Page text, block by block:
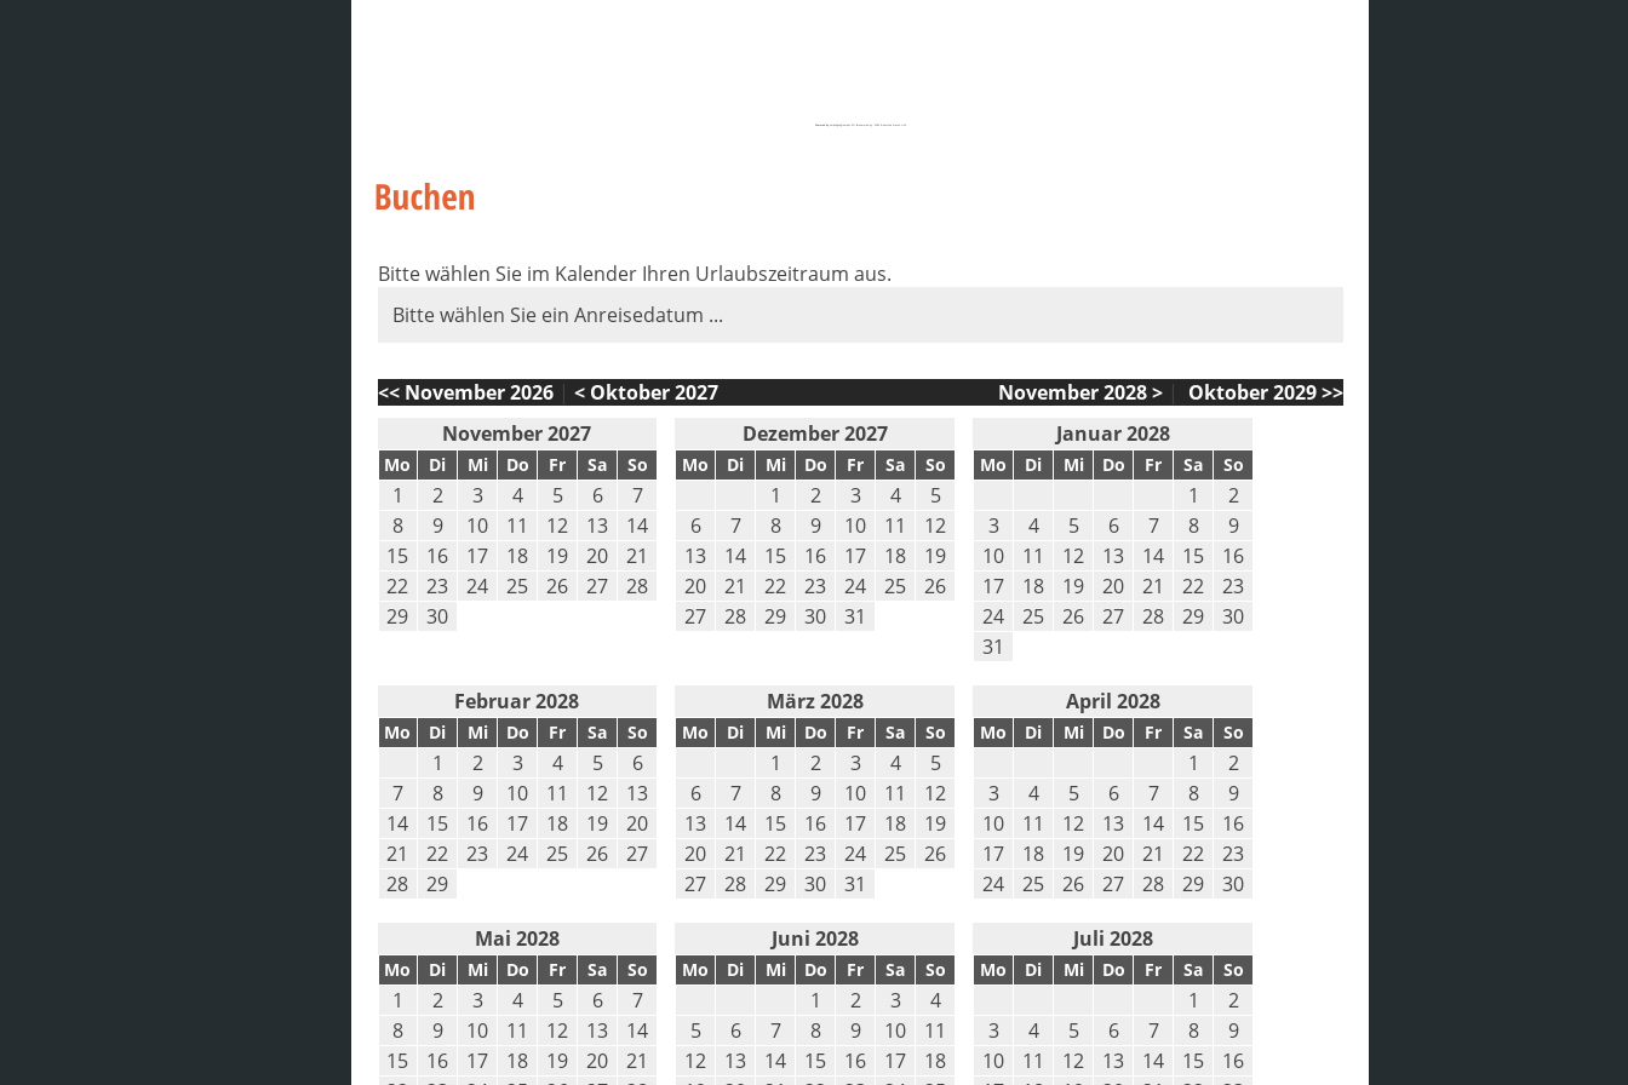
Powered by embedgooglemaps EN&powered by: EGM & besuche diesen Link
Bitte wählen Sie im Kalender Ihren Urlaubszeitraum aus.
Bitte wählen Sie ein Anreisedatum ...
<< November 2026| < Oktober 2027 November 2028 >| Oktober 2029 >>
November 2027
Mo Di Mi Do Fr Sa So
1 2 3 4 5 6
7
8
9 10 11 12 13
14
15
16 17 18 19 20
21
22
23 24 25 26 27
28
29
30
Dezember 2027
Mo Di Mi Do Fr Sa So
1 2 3 4
5
6
7 8 9 10 11
12
13
14 15 16 17 18
19
20
21 22 23 24 25
26
27
28 29 30 31
Januar 2028
Mo Di Mi Do Fr Sa So
1
2
3
4 5 6 7 8
9
10
11 12 13 14 15
16
17
18 19 20 21 22
23
24
25 26 27 28 29
30
31
Februar 2028
Mo Di Mi Do Fr Sa So
1 2 3 4 5
6
7
8 9 10 11 12
13
14
15 16 17 18 19
20
21
22 23 24 25 26
27
28
29
März 2028
Mo Di Mi Do Fr Sa So
1 2 3 4
5
6
7 8 9 10 11
12
13
14 15 16 17 18
19
20
21 22 23 24 25
26
27
28 29 30 31
April 2028
Mo Di Mi Do Fr Sa So
1
2
3
4 5 6 7 8
9
10
11 12 13 14 15
16
17
18 19 20 21 22
23
24
25 26 27 28 29 30
Mai 2028
Mo Di Mi Do Fr Sa So
1 2 3 4 5 6
7
8
9 10 11 12 13
14
15
16 17 18 19 20
21
Juni 2028
Mo Di Mi Do Fr Sa So
1 2 3
4
5
6 7 8 9 10
11
12
13 14 15 16 17
18
Juli 2028
Mo Di Mi Do Fr Sa So
1
2
3
4 5 6 7 8
9
10
11 12 13 14 15
16